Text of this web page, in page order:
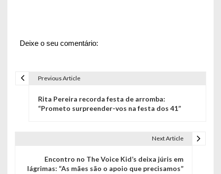
Deixe o seu comentário:
Previous Article
Rita Pereira recorda festa de arromba:
“Prometo surpreender-vos na festa dos 41”
Next Article
Encontro no The Voice Kid’s deixa júris em
lágrimas: “As mães são o apoio que precisamos”